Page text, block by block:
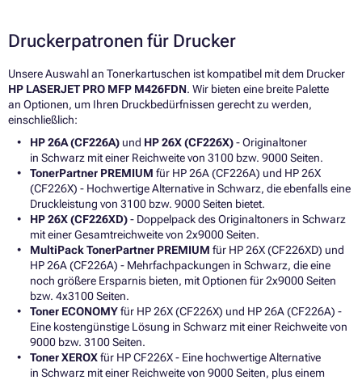
Druckerpatronen für Drucker
Unsere Auswahl an Tonerkartuschen ist kompatibel mit dem Drucker
HP LASERJET PRO MFP M426FDN. Wir bieten eine breite Palette
an Optionen, um Ihren Druckbedürfnissen gerecht zu werden,
einschließlich:
HP 26A (CF226A) und HP 26X (CF226X)- Originaltoner
in Schwarz mit einer Reichweite von 3100 bzw. 9000 Seiten.
TonerPartner PREMIUM für HP 26A (CF226A) und HP 26X
(CF226X) - Hochwertige Alternative in Schwarz, die ebenfalls eine
Druckleistung von 3100 bzw. 9000 Seiten bietet.
HP 26X (CF226XD)- Doppelpack des Originaltoners in Schwarz
mit einer Gesamtreichweite von 2x9000 Seiten.
MultiPack TonerPartner PREMIUM für HP 26X (CF226XD) und
HP 26A (CF226A) - Mehrfachpackungen in Schwarz, die eine
noch größere Ersparnis bieten, mit Optionen für 2x9000 Seiten
bzw. 4x3100 Seiten.
Toner ECONOMYfür HP 26X (CF226X) und HP 26A (CF226A) -
Eine kostengünstige Lösung in Schwarz mit einer Reichweite von
9000 bzw. 3100 Seiten.
Toner XEROXfür HP CF226X - Eine hochwertige Alternative
in Schwarz mit einer Reichweite von 9000 Seiten, plus einem